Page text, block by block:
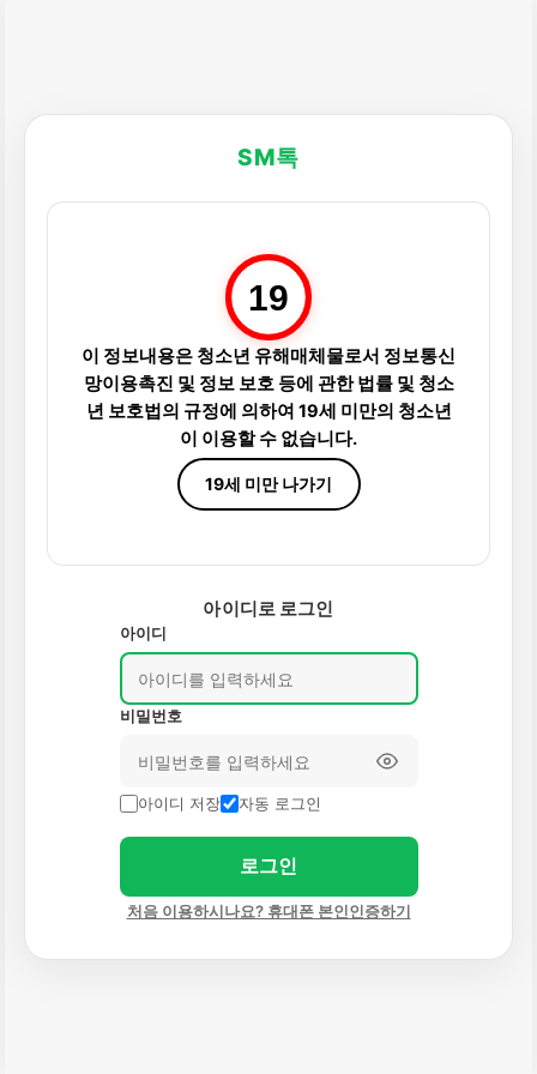
SM톡
19
이 정보내용은 청소년 유해매체물로서 정보통신
망이용촉진 및 정보 보호 등에 관한 법률 및 청소
년 보호법의 규정에 의하여 19세 미만의 청소년
이 이용할 수 없습니다.
19세 미만 나가기
아이디로 로그인
아이디
비밀번호
아이디 저장 자동 로그인
로그인
처음 이용하시나요? 휴대폰 본인인증하기